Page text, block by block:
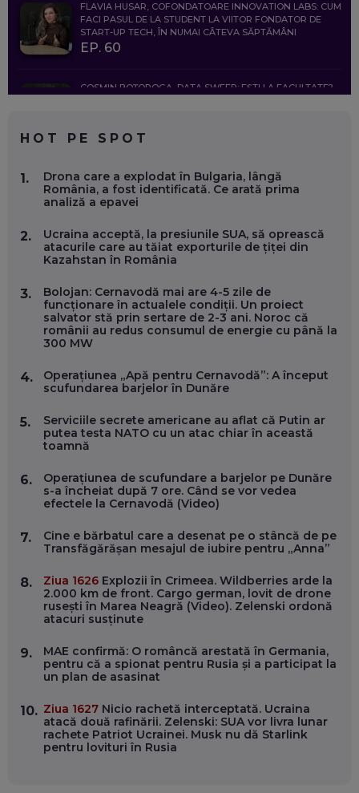
FLAVIA HUSAR, COFONDATOARE INNOVATION LABS: CUM
FACI PASUL DE LA STUDENT LA VIITOR FONDATOR DE
START-UP TECH, ÎN NUMAI CÂTEVA SĂPTĂMÂNI
EP. 60
COSMIN BOȚOROGA, DATA SWEEP: EȘTI LA FACULTATE?
FOLOSEȘTI TEHNOLOGIA CA SĂ FII MAI BUN LA JOB. ȘI CUM
SE VA SCHIMBA MUNCA, ÎN URMĂTORII ANI
EP. 58
MARIUS PAȘCULEA, COFONDATOR AL KULTH: CUM
FOLOSEȘTI TEHNOLOGIA CA SĂ ÎȚI DESCHIZI DRUMUL
EP. 57
ANDREI AVĂDANEI, BIT SENTINEL: CUM ÎȚI PROTEJEZI
EFICIENT VIAȚA ONLINE. ȘI CARE SUNT PRIMII PAȘI ÎNTR-O
EP. 56
DOINA VÎLCEANU, CONTENTSPEED: VREI SUCCES ONLINE?
ÎNVAȚĂ AEO ȘI GEO!
EP. 55
OLIVIU MATEI, HOLISUN: SOFTWARE DE LA CLUJ PENTRU
WASHINGTON, OCHELARI INTELIGENȚI ȘI FERME
EP. 54
VALENTIN VANCEA, CEO AL PATRIA BANK: AUTOMATIZĂM
PROCESE, DAR CE FACEM CÂND PICĂ BAZA DE DATE, LA
INSTITUȚIILE STATULUI?
EP. 53
VOICU OPREAN (AROBS): CUM CONSTRUIEȘTI O COMPANIE
GLOBALĂ, FĂRĂ SĂ PIERZI LEGĂTURA CU COMUNITATEA
TA LOCALĂ - ȘI CE SĂ DAI ÎNAPOI
ROBERT GRAUR, FOMO: SPEAKERUL PE SCENĂ, INVITATUL
ÎN SALĂ, DAR ÎNVĂȚĂM UNII DE LA CEILALȚI. VIN JASON
DERULO, STEVEN BARTLETT ȘI ALȚI PESTE 60 DE
HOT PE SPOT
1.
Drona care a explodat în Bulgaria, lângă
România, a fost identificată. Ce arată prima
analiză a epavei
2.
Ucraina acceptă, la presiunile SUA, să oprească
atacurile care au tăiat exporturile de țiței din
Kazahstan în România
3.
Bolojan: Cernavodă mai are 4-5 zile de
funcționare în actualele condiții. Un proiect
salvator stă prin sertare de 2-3 ani. Noroc că
românii au redus consumul de energie cu până la
300 MW
4.
Operațiunea „Apă pentru Cernavodă”: A început
scufundarea barjelor în Dunăre
5.
Serviciile secrete americane au aflat că Putin ar
putea testa NATO cu un atac chiar în această
toamnă
6.
Operațiunea de scufundare a barjelor pe Dunăre
s-a încheiat după 7 ore. Când se vor vedea
efectele la Cernavodă (Video)
7.
Cine e bărbatul care a desenat pe o stâncă de pe
Transfăgărășan mesajul de iubire pentru „Anna”
8. Ziua 1626 Explozii în Crimeea. Wildberries arde la
2.000 km de front. Cargo german, lovit de drone
rusești în Marea Neagră (Video). Zelenski ordonă
atacuri susținute
9.
MAE confirmă: O româncă arestată în Germania,
pentru că a spionat pentru Rusia și a participat la
un plan de asasinat
10. Ziua 1627 Nicio rachetă interceptată. Ucraina
atacă două rafinării. Zelenski: SUA vor livra lunar
rachete Patriot Ucrainei. Musk nu dă Starlink
pentru lovituri în Rusia